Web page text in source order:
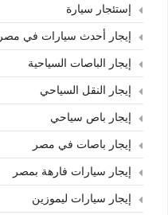
إستئجار سيارة
إيجار أحدث سيارات في مصر
إيجار الباصات السياحية
إيجار النقل السياحي
إيجار باص سياحي
إيجار باصات في مصر
إيجار سيارات فارهة بمصر
إيجار سيارات ليموزين